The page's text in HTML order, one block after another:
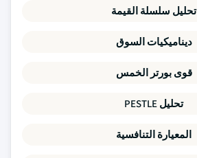
تحليل سلسلة القيمة
ديناميكيات السوق
قوى بورتر الخمس
تحليل PESTLE
المعيارة التنافسية